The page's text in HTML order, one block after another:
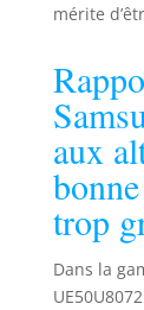
mérite
aux
trop
Dans la